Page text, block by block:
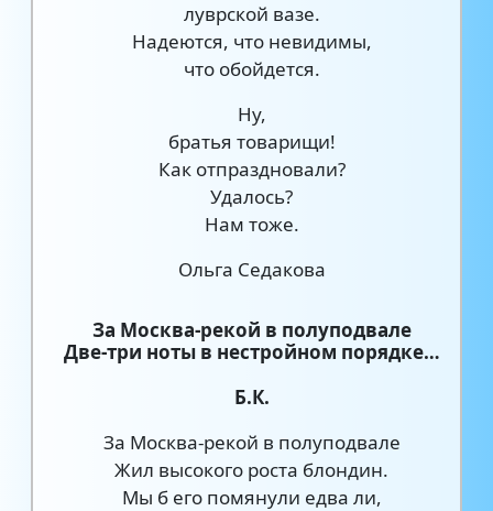
луврской вазе.
Надеются, что невидимы,
что обойдется.
Ну,
братья товарищи!
Как отпраздновали?
Удалось?
Нам тоже.
Ольга Седакова
За Москва-рекой в полуподвале
Две-три ноты в нестройном порядке…
Б.К.
За Москва-рекой в полуподвале
Жил высокого роста блондин.
Мы б его помянули едва ли,